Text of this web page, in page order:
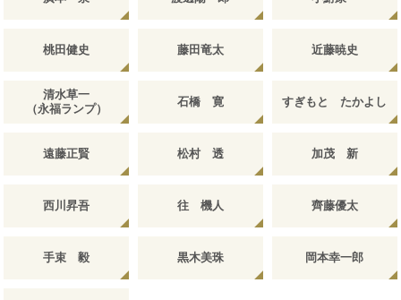
桃田健史 藤田竜太 近藤暁史
清水草一
（永福ランプ）
石橋 寛 すぎもと たかよし
遠藤正賢 松村 透 加茂 新
西川昇吾 往 機人 齊藤優太
手束 毅 黒木美珠 岡本幸一郎